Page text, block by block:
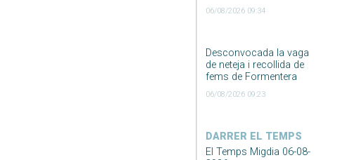
06/08/2026 09:34
Desconvocada la vaga
de neteja i recollida de
fems de Formentera
06/08/2026 09:23
DARRER EL TEMPS
El Temps Migdia 06-08-